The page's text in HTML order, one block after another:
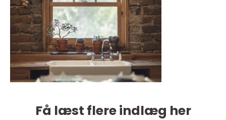
Få læst flere indlæg her